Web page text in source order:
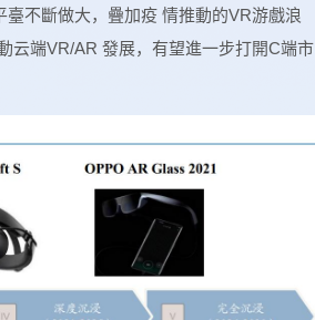
不斷做大，疊加疫 情推動的VR游戲浪
云端VR/AR 發展，有望進一步打開C端市